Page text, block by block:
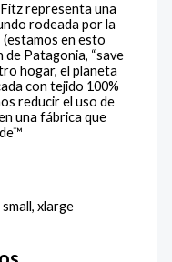
representa una
rodeada por la
(estamos en esto
de Patagonia, “save
hogar, el planeta
con tejido 100%
reducir el uso de
una fábrica que
xlarge